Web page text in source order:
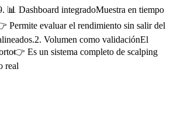
📊 Dashboard integradoMuestra en tiempo
Permite evaluar el rendimiento sin salir del
Volumen como validaciónEl
Es un sistema completo de scalping
real